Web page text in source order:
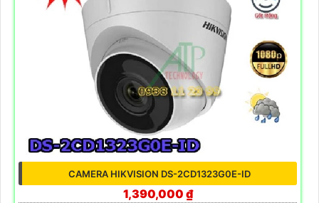
CAMERA HIKVISION DS-2CD1323G0E-ID
1,390,000 ₫